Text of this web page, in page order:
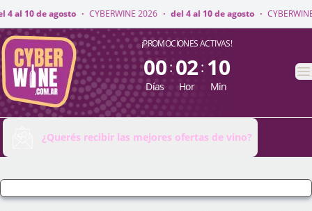
2026 · del 4 al 10 de agosto CYBERWINE 2026 · del 4 al 10 de agosto
CyberWine ¡PROMOCIONES ACTIVAS!
00
Días
: 02
Hor
: 10
Min
¿Querés recibir las mejores ofertas de vino?